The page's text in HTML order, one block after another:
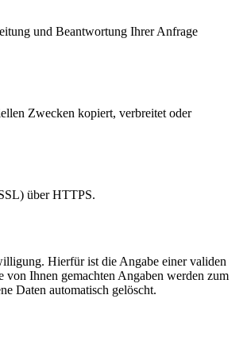
und Beantwortung Ihrer Anfrage
Zwecken kopiert, verbreitet oder
über HTTPS.
Hierfür ist die Angabe einer validen
Ihnen gemachten Angaben werden zum
Daten automatisch gelöscht.